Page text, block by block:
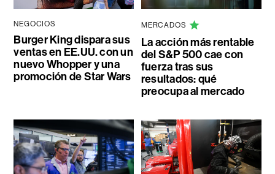
NEGOCIOS
Burger King dispara sus
ventas en EE.UU. con un
nuevo Whopper y una
promoción de Star Wars
MERCADOS
La acción más rentable
del S&P 500 cae con
fuerza tras sus
resultados: qué
preocupa al mercado